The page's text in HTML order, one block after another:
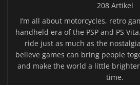
208 Artikel
I’m all about motorcycles, retro
handheld era of the PSP and PS
ride just as much as the
believe games can bring people
and make the world a little
time.